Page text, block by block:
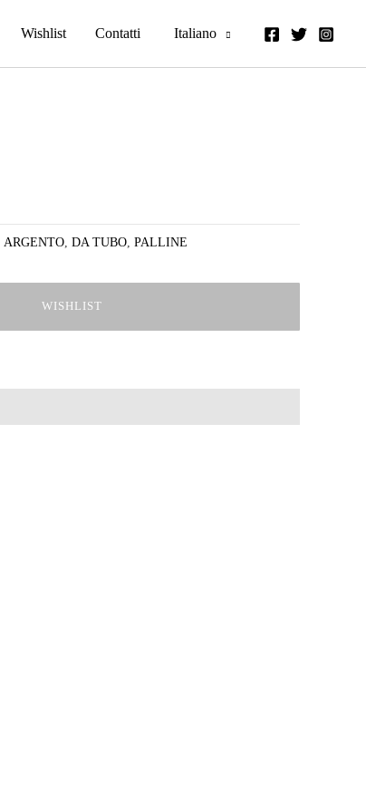
Wishlist Contatti Italiano
ARGENTO, DA TUBO, PALLINE
WISHLIST